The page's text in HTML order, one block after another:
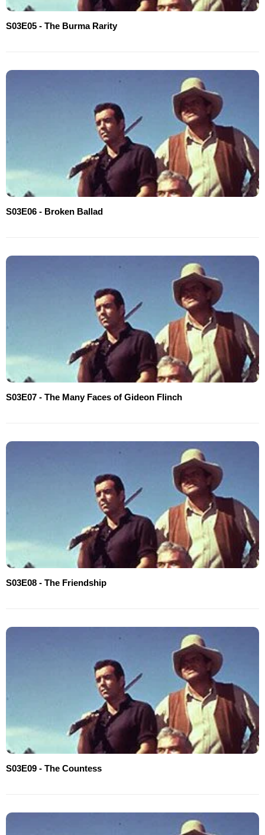
S03E05 - The Burma Rarity
S03E06 - Broken Ballad
S03E07 - The Many Faces of Gideon Flinch
S03E08 - The Friendship
S03E09 - The Countess